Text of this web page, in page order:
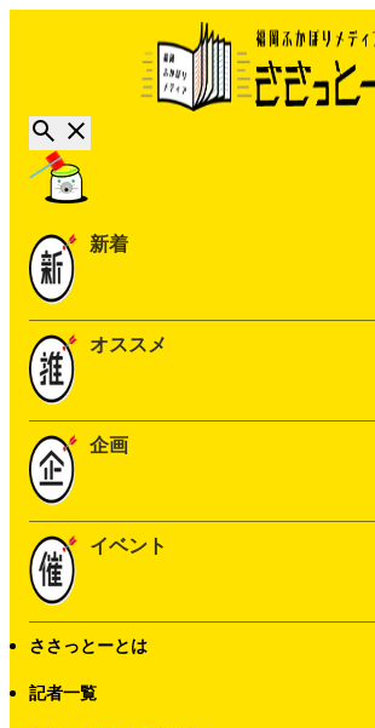
新着
オススメ
企画
イベント
ささっとーとは
記者一覧